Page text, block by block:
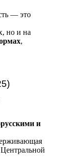
— это
но и на
,
и